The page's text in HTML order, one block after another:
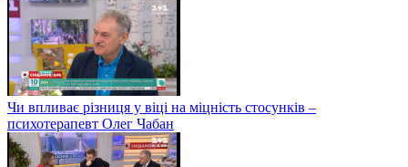
Чи впливає різниця у віці на міцність стосунків –
психотерапевт Олег Чабан